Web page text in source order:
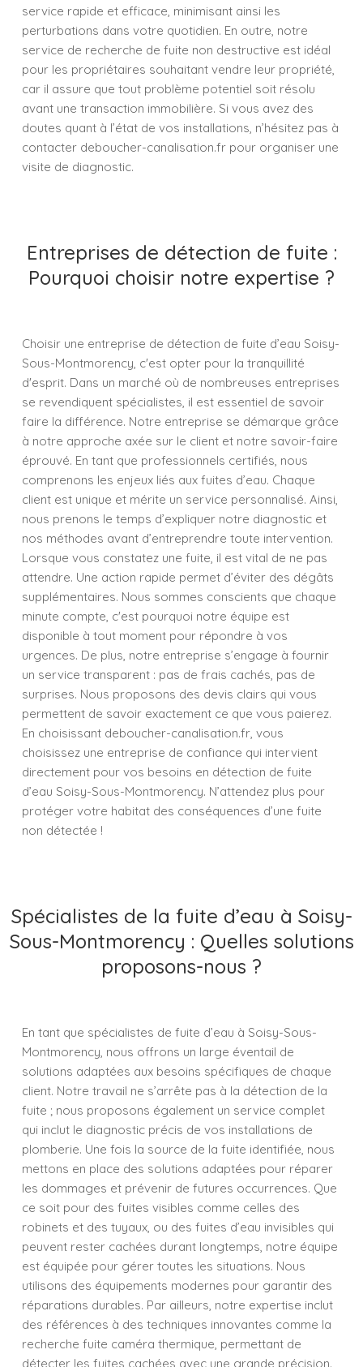
service rapide et efficace, minimisant ainsi les
perturbations dans votre quotidien. En outre, notre
service de recherche de fuite non destructive est idéal
pour les propriétaires souhaitant vendre leur propriété,
car il assure que tout problème potentiel soit résolu
avant une transaction immobilière. Si vous avez des
doutes quant à l’état de vos installations, n’hésitez pas à
contacter deboucher-canalisation.fr pour organiser une
visite de diagnostic.
Entreprises de détection de fuite :
Pourquoi choisir notre expertise ?
Choisir une entreprise de détection de fuite d’eau Soisy-
Sous-Montmorency, c'est opter pour la tranquillité
d'esprit. Dans un marché où de nombreuses entreprises
se revendiquent spécialistes, il est essentiel de savoir
faire la différence. Notre entreprise se démarque grâce
à notre approche axée sur le client et notre savoir-faire
éprouvé. En tant que professionnels certifiés, nous
comprenons les enjeux liés aux fuites d’eau. Chaque
client est unique et mérite un service personnalisé. Ainsi,
nous prenons le temps d’expliquer notre diagnostic et
nos méthodes avant d’entreprendre toute intervention.
Lorsque vous constatez une fuite, il est vital de ne pas
attendre. Une action rapide permet d’éviter des dégâts
supplémentaires. Nous sommes conscients que chaque
minute compte, c'est pourquoi notre équipe est
disponible à tout moment pour répondre à vos
urgences. De plus, notre entreprise s’engage à fournir
un service transparent : pas de frais cachés, pas de
surprises. Nous proposons des devis clairs qui vous
permettent de savoir exactement ce que vous paierez.
En choisissant deboucher-canalisation.fr, vous
choisissez une entreprise de confiance qui intervient
directement pour vos besoins en détection de fuite
d’eau Soisy-Sous-Montmorency. N’attendez plus pour
protéger votre habitat des conséquences d’une fuite
non détectée !
Spécialistes de la fuite d’eau à Soisy-
Sous-Montmorency : Quelles solutions
proposons-nous ?
En tant que spécialistes de fuite d’eau à Soisy-Sous-
Montmorency, nous offrons un large éventail de
solutions adaptées aux besoins spécifiques de chaque
client. Notre travail ne s’arrête pas à la détection de la
fuite ; nous proposons également un service complet
qui inclut le diagnostic précis de vos installations de
plomberie. Une fois la source de la fuite identifiée, nous
mettons en place des solutions adaptées pour réparer
les dommages et prévenir de futures occurrences. Que
ce soit pour des fuites visibles comme celles des
robinets et des tuyaux, ou des fuites d’eau invisibles qui
peuvent rester cachées durant longtemps, notre équipe
est équipée pour gérer toutes les situations. Nous
utilisons des équipements modernes pour garantir des
réparations durables. Par ailleurs, notre expertise inclut
des références à des techniques innovantes comme la
recherche fuite caméra thermique, permettant de
détecter les fuites cachées avec une grande précision.